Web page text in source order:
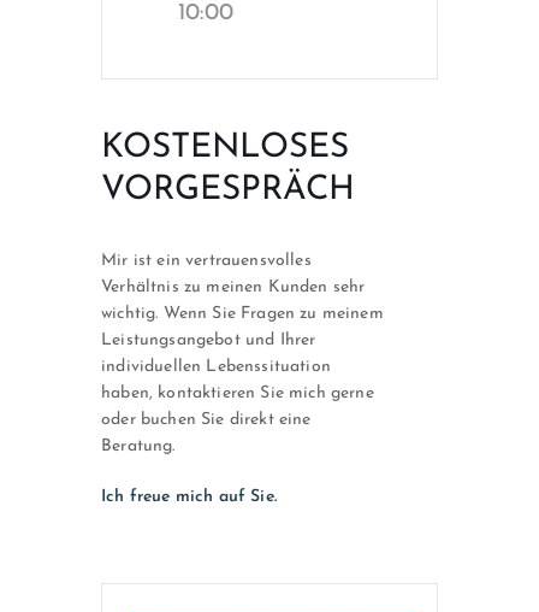
10:00
KOSTENLOSES
VORGESPRÄCH
Mir ist ein vertrauensvolles
Verhältnis zu meinen Kunden sehr
wichtig. Wenn Sie Fragen zu meinem
Leistungsangebot und Ihrer
individuellen Lebenssituation
haben, kontaktieren Sie mich gerne
oder buchen Sie direkt eine
Beratung.
Ich freue mich auf Sie.